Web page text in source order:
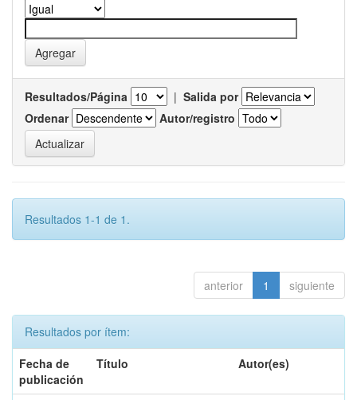
Resultados/Página | Salida por
Ordenar
Autor/registro
Resultados 1-1 de 1.
anterior 1 siguiente
Resultados por ítem:
Fecha de
publicación
Título Autor(es)